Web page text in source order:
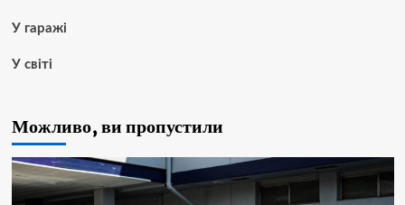
У гаражі
У світі
Можливо, ви пропустили